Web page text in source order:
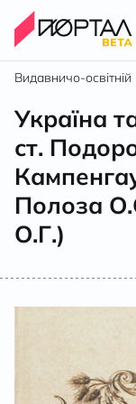
Видавничо-
Україна
ст.
Полоза
О.Г.)